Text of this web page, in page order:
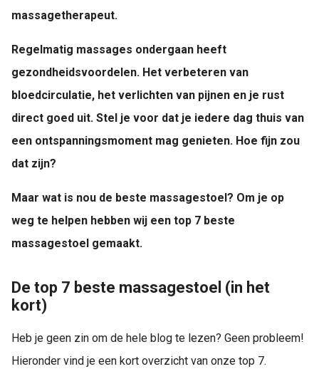
massagetherapeut.
Regelmatig massages ondergaan heeft
gezondheidsvoordelen. Het verbeteren van
bloedcirculatie, het verlichten van pijnen en je rust
direct goed uit. Stel je voor dat je iedere dag thuis van
een ontspanningsmoment mag genieten. Hoe fijn zou
dat zijn?
Maar wat is nou de beste massagestoel? Om je op
weg te helpen hebben wij een top 7 beste
massagestoel gemaakt.
De top 7 beste massagestoel (in het
kort)
Heb je geen zin om de hele blog te lezen? Geen probleem!
Hieronder vind je een kort overzicht van onze top 7.